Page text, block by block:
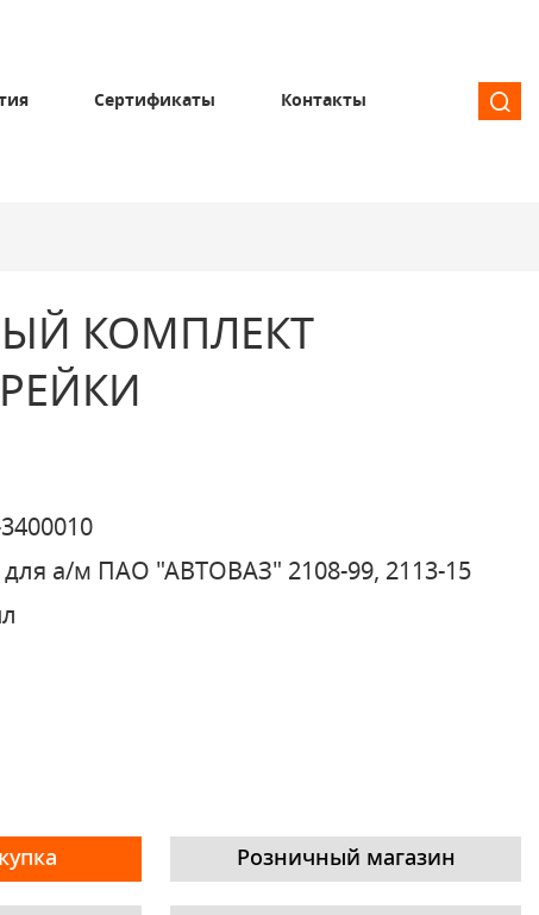
Сертификаты Контакты
КОМПЛЕКТ
для а/м ПАО "АВТОВАЗ" 2108-99, 2113-15
Розничный магазин